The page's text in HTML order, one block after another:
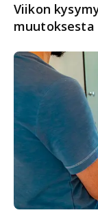
Viikon